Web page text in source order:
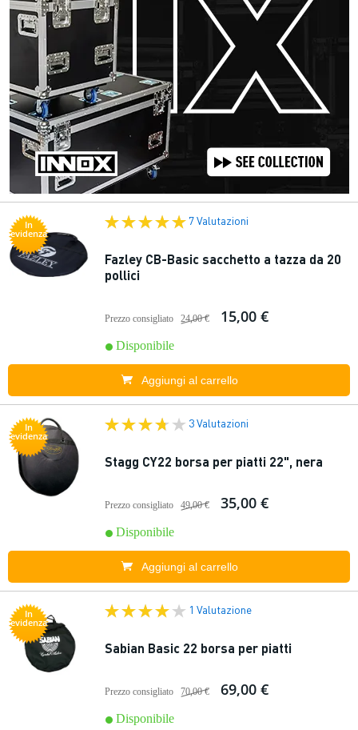
In
evidenza
7 Valutazioni
Fazley CB-Basic sacchetto a tazza da 20
pollici
Prezzo consigliato 24,00 € 15,00 €
Disponibile
Aggiungi al carrello
In
evidenza
3 Valutazioni
Stagg CY22 borsa per piatti 22", nera
Prezzo consigliato 49,00 € 35,00 €
Disponibile
Aggiungi al carrello
In
evidenza
1 Valutazione
Sabian Basic 22 borsa per piatti
Prezzo consigliato 70,00 € 69,00 €
Disponibile